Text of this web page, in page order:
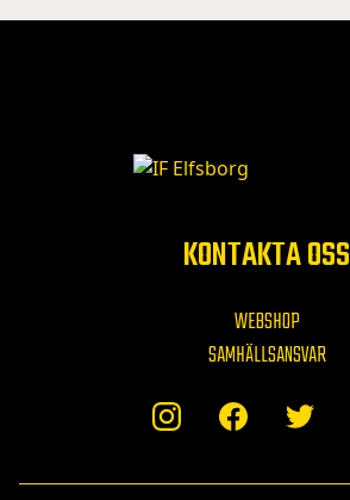
KONTAKTA OSS
WEBSHOP
SAMHÄLLSANSVAR